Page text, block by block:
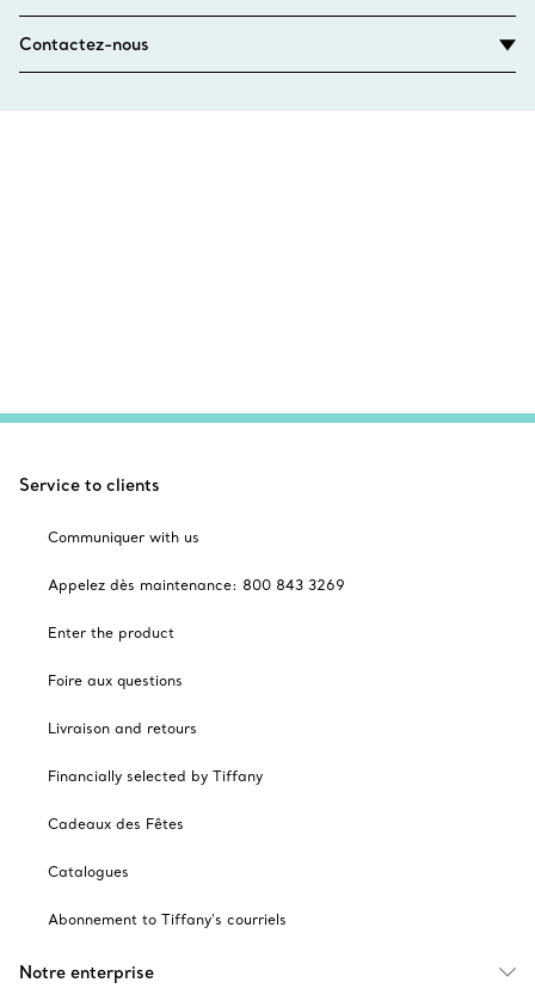
Contactez-nous
Service to clients
Communiquer with us
Appelez dès maintenance: 800 843 3269
Enter the product
Foire aux questions
Livraison and retours
Financially selected by Tiffany
Cadeaux des Fêtes
Catalogues
Abonnement to Tiffany's courriels
Notre enterprise